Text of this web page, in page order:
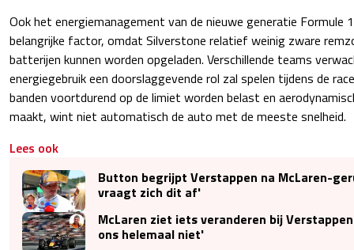
Ook het energiemanagement van de nieuwe generatie
belangrijke factor, omdat Silverstone relatief weinig zware
batterijen kunnen worden opgeladen. Verschillende teams
energiegebruik een doorslaggevende rol zal spelen tijdens de
banden voortdurend op de limiet worden belast en
maakt, wint niet automatisch de auto met de meeste snelheid.
Lees ook
Button begrijpt Verstappen na McLaren-
vraagt zich dit af'
McLaren ziet iets veranderen bij
ons helemaal niet'